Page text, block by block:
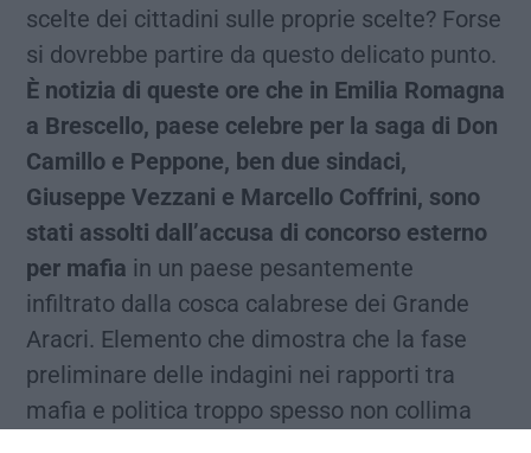
scelte dei cittadini sulle proprie scelte? Forse
si dovrebbe partire da questo delicato punto.
È notizia di queste ore che in Emilia Romagna
a Brescello, paese celebre per la saga di Don
Camillo e Peppone, ben due sindaci,
Giuseppe Vezzani e Marcello Coffrini, sono
stati assolti dall’accusa di concorso esterno
per mafia in un paese pesantemente
infiltrato dalla cosca calabrese dei Grande
Aracri. Elemento che dimostra che la fase
preliminare delle indagini nei rapporti tra
mafia e politica troppo spesso non collima